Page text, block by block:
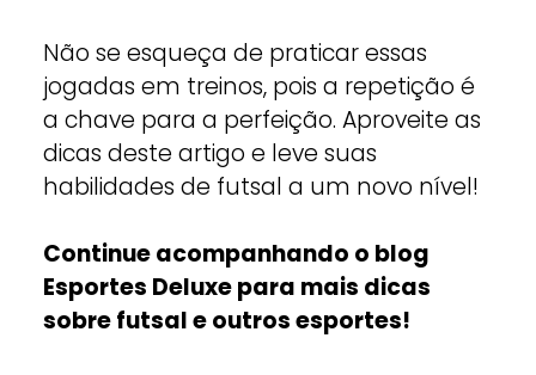
Não se esqueça de praticar essas
jogadas em treinos, pois a repetição é
a chave para a perfeição. Aproveite as
dicas deste artigo e leve suas
habilidades de futsal a um novo nível!
Continue acompanhando o blog
Esportes Deluxe para mais dicas
sobre futsal e outros esportes!